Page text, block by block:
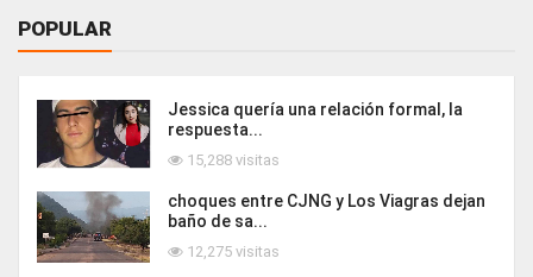
POPULAR
Jessica quería una relación formal, la
respuesta...
15,288 visitas
choques entre CJNG y Los Viagras dejan
baño de sa...
12,275 visitas